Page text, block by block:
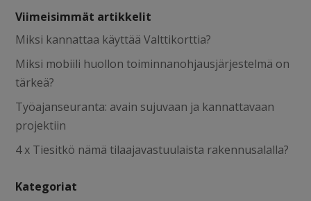
Viimeisimmät artikkelit
Miksi kannattaa käyttää Valttikorttia?
Miksi mobiili huollon toiminnanohjausjärjestelmä on
tärkeä?
Työajanseuranta: avain sujuvaan ja kannattavaan
projektiin
4 x Tiesitkö nämä tilaajavastuulaista rakennusalalla?
Kategoriat